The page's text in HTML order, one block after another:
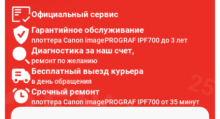
Официальный сервис
Гарантийное обслуживание
плоттера Canon imagePROGRAF IPF700 до 3 лет
Диагностика за наш счет,
ремонт по желанию
Бесплатный выезд курьера
в день обращения
Срочный ремонт
плоттера Canon imagePROGRAF IPF700 от 35 минут